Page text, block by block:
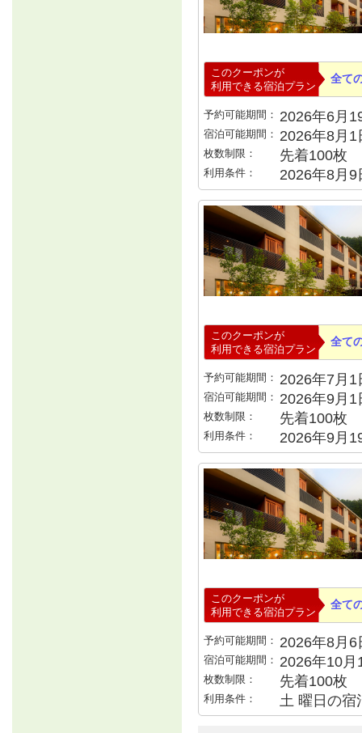
このクーポンが
利用できる宿泊プラン
全て
予約可能期間： 2026年6月
宿泊可能期間： 2026年8月
枚数制限： 先着100枚
利用条件： 2026年8月
このクーポンが
利用できる宿泊プラン
全て
予約可能期間： 2026年7月
宿泊可能期間： 2026年9月
枚数制限： 先着100枚
利用条件： 2026年9月
このクーポンが
利用できる宿泊プラン
全て
予約可能期間： 2026年8月
宿泊可能期間： 2026年10
枚数制限： 先着100枚
利用条件： 土 曜日の宿